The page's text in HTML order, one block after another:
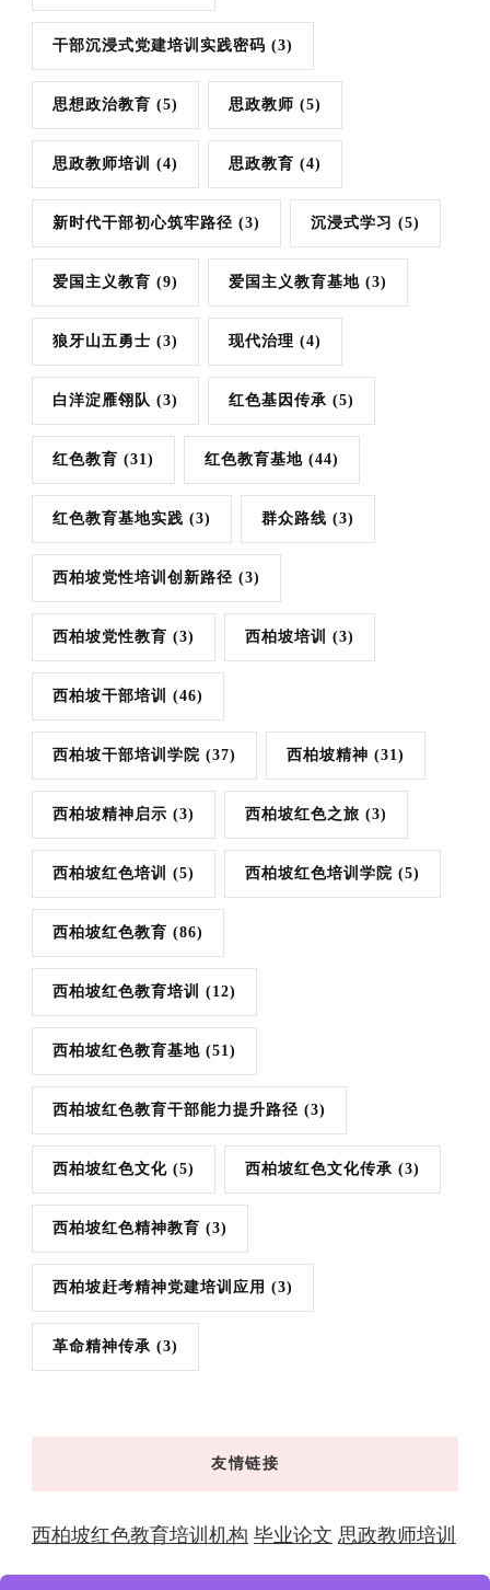
干部沉浸式党建培训实践密码 (3)
思想政治教育 (5) 思政教师 (5)
思政教师培训 (4) 思政教育 (4)
新时代干部初心筑牢路径 (3) 沉浸式学习 (5)
爱国主义教育 (9) 爱国主义教育基地 (3)
狼牙山五勇士 (3) 现代治理 (4)
白洋淀雁翎队 (3) 红色基因传承 (5)
红色教育 (31) 红色教育基地 (44)
红色教育基地实践 (3) 群众路线 (3)
西柏坡党性培训创新路径 (3)
西柏坡党性教育 (3) 西柏坡培训 (3)
西柏坡干部培训 (46)
西柏坡干部培训学院 (37) 西柏坡精神 (31)
西柏坡精神启示 (3) 西柏坡红色之旅 (3)
西柏坡红色培训 (5) 西柏坡红色培训学院 (5)
西柏坡红色教育 (86)
西柏坡红色教育培训 (12)
西柏坡红色教育基地 (51)
西柏坡红色教育干部能力提升路径 (3)
西柏坡红色文化 (5) 西柏坡红色文化传承 (3)
西柏坡红色精神教育 (3)
西柏坡赶考精神党建培训应用 (3)
革命精神传承 (3)
友情链接
西柏坡红色教育培训机构 毕业论文 思政教师培训